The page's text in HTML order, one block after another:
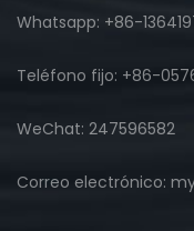
Whatsapp: +86-
Teléfono fijo: +86-
WeChat: 247596582
Correo electrónico: